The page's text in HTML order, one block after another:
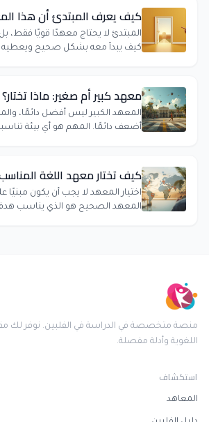
كيف يعرف المبتدئ أن هذا
المبتدئ لا يحتاج معهدًا قويًا فقط،
كيف يبدأ معه بشكل صحيح ويعطيه
معهد كبير أم صغير: ماذا تختار؟
المعهد الكبير ليس أفضل دائمًا،
أضعف دائمًا. المهم هو أي بيئة
كيف تختار معهد اللغة
اختيار المعهد لا يجب أن يكون
المعهد الصحيح هو الذي يناسب
منصة متخصصة في الدراسة في الفلبين. نوفر لك
اللغوية وأدلة مفصلة.
استكشاف
المعاهد